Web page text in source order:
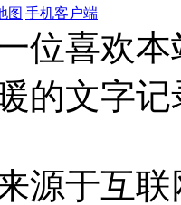
图|手机客户端
位喜欢
的文字
源于互